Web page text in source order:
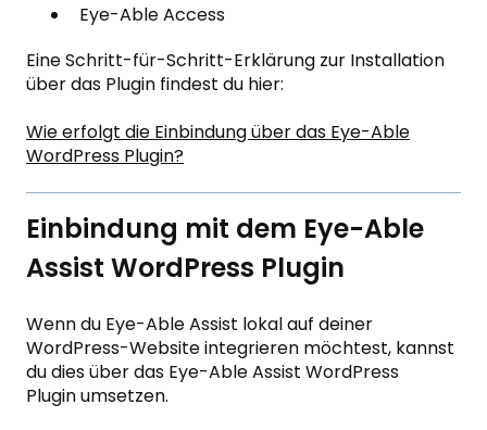
Eye-Able Access
Eine Schritt-für-Schritt-Erklärung zur Installation
über das Plugin findest du hier:
Wie erfolgt die Einbindung über das Eye-Able
WordPress Plugin?
Einbindung mit dem Eye-Able
Assist WordPress Plugin
Wenn du Eye-Able Assist lokal auf deiner
WordPress-Website integrieren möchtest, kannst
du dies über das Eye-Able Assist WordPress
Plugin umsetzen.